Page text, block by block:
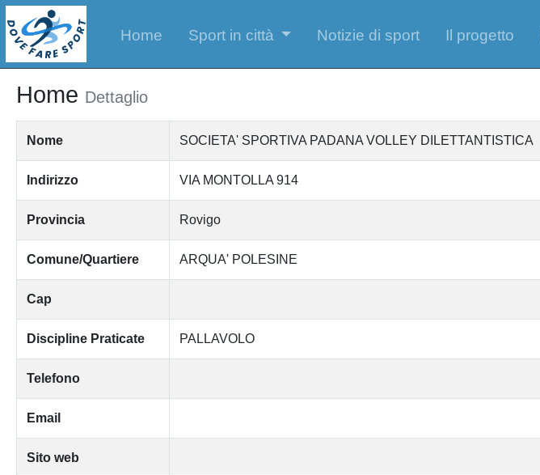
Home Sport in città Notizie di sport Il progetto
Home Dettaglio
Nome SOCIETA' SPORTIVA PADANA VOLLEY DILETTANTISTICA
Indirizzo VIA MONTOLLA 914
Provincia Rovigo
Comune/Quartiere ARQUA' POLESINE
Cap
Discipline Praticate PALLAVOLO
Telefono
Email
Sito web